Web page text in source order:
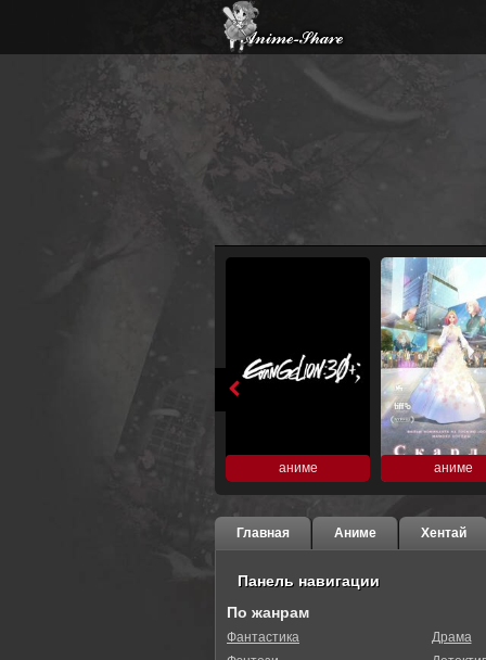
аниме аниме
Главная Аниме Хентай
Панель навигации
По жанрам
Фантастика
Драма